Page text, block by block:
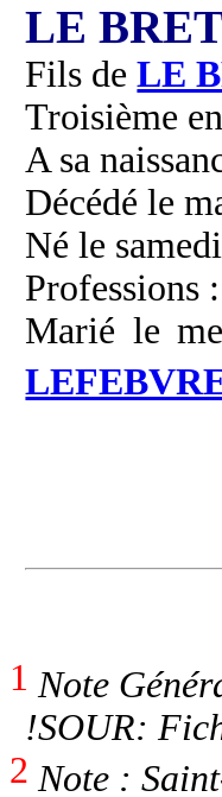
LE
Fils deLE
Troisième
A sa
Décédé le
Né le
Professions
Marié le
1 Note
!SOUR:
2 Note :